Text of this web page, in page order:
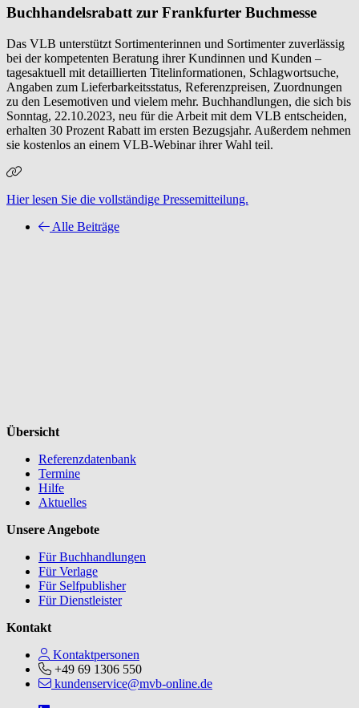
Buchhandelsrabatt zur Frankfurter Buchmesse
Das VLB unterstützt Sortimenterinnen und Sortimenter zuverlässig
bei der kompetenten Beratung ihrer Kundinnen und Kunden –
tagesaktuell mit detaillierten Titelinformationen, Schlagwortsuche,
Angaben zum Lieferbarkeitsstatus, Referenzpreisen, Zuordnungen
zu den Lesemotiven und vielem mehr. Buchhandlungen, die sich bis
Sonntag, 22.10.2023, neu für die Arbeit mit dem VLB entscheiden,
erhalten 30 Prozent Rabatt im ersten Bezugsjahr. Außerdem nehmen
sie kostenlos an einem VLB-Webinar ihrer Wahl teil.
Hier lesen Sie die vollständige Pressemitteilung.
Alle Beiträge
Übersicht
Referenzdatenbank
Termine
Hilfe
Aktuelles
Unsere Angebote
Für Buchhandlungen
Für Verlage
Für Selfpublisher
Für Dienstleister
Kontakt
Kontaktpersonen
+49 69 1306 550
kundenservice@mvb-online.de